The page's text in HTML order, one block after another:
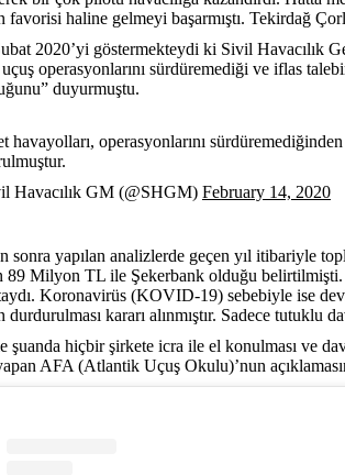
favorisi haline gelmeyi başarmıştı. Tekirdağ
2020’yi göstermekteydi ki Sivil Havacılık
uçuş operasyonlarını sürdüremediği ve iflas
duyurmuştu.
havayolları, operasyonlarını
Havacılık GM (@SHGM) February 14, 2020
sonra yapılan analizlerde geçen yıl itibariyle
89 Milyon TL ile Şekerbank olduğu
Koronavirüs (KOVID-19) sebebiyle ise
durdurulması kararı alınmıştır. Sadece tutuklu
şuanda hiçbir şirkete icra ile el konulması ve
AFA (Atlantik Uçuş Okulu)’nun